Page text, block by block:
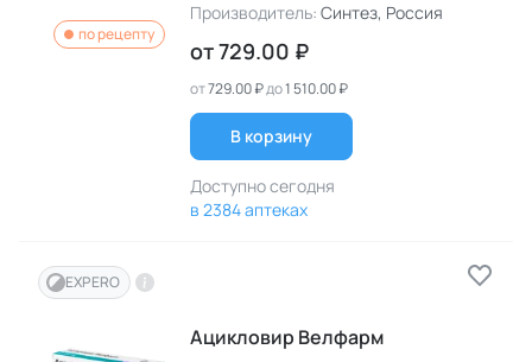
по рецепту
Производитель: Синтез, Россия
от729.00 ₽
от729.00 ₽до1 510.00 ₽
В корзину
Доступно сегодня
в 2384 аптеках
EXPERO
Ацикловир Велфарм